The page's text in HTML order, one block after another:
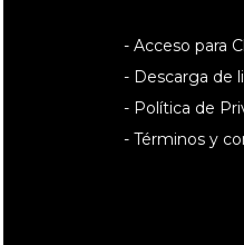
- Acceso para
- Descarga de
- Política de
- Términos y